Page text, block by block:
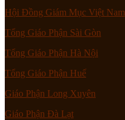
Hội Đồng Giám Mục Việt Nam
Tổng Giáo Phận Sài Gòn
Tổng Giáo Phận Hà Nội
Tổng Giáo Phận Huế
Giáo Phận Long Xuyên
Giáo Phận Đà Lạt